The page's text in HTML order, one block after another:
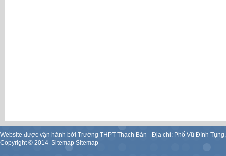
Website được vận hành bởi Trường THPT Thạch Bàn - Địa chỉ: Phố Vũ Đình
Copyright © 2014. Sitemap Sitemap